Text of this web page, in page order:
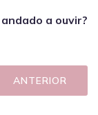
a ouvir?
ANTERIOR